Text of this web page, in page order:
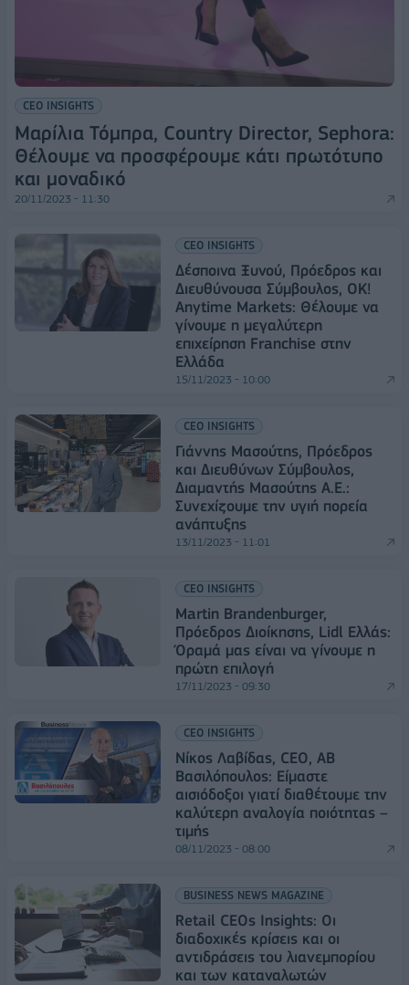
CEO INSIGHTS
Μαρίλια Τόμπρα, Country Director, Sephora:
Θέλουμε να προσφέρουμε κάτι πρωτότυπο
και μοναδικό
20/11/2023 - 11:30
CEO INSIGHTS
Δέσποινα Ξυνού, Πρόεδρος και
Διευθύνουσα Σύμβουλος, OK!
Anytime Markets: Θέλουμε να
γίνουμε η μεγαλύτερη
επιχείρηση Franchise στην
Ελλάδα
15/11/2023 - 10:00
CEO INSIGHTS
Γιάννης Μασούτης, Πρόεδρος
και Διευθύνων Σύμβουλος,
Διαμαντής Μασούτης Α.Ε.:
Συνεχίζουμε την υγιή πορεία
ανάπτυξης
13/11/2023 - 11:01
CEO INSIGHTS
Martin Brandenburger,
Πρόεδρος Διοίκησης, Lidl Ελλάς:
Όραμά μας είναι να γίνουμε η
πρώτη επιλογή
17/11/2023 - 09:30
CEO INSIGHTS
Νίκος Λαβίδας, CEO, AB
Bασιλόπουλος: Είμαστε
αισιόδοξοι γιατί διαθέτουμε την
καλύτερη αναλογία ποιότητας –
τιμής
08/11/2023 - 08:00
BUSINESS NEWS MAGAZINE
Retail CEOs Insights: Οι
διαδοχικές κρίσεις και οι
αντιδράσεις του λιανεμπορίου
και των καταναλωτών